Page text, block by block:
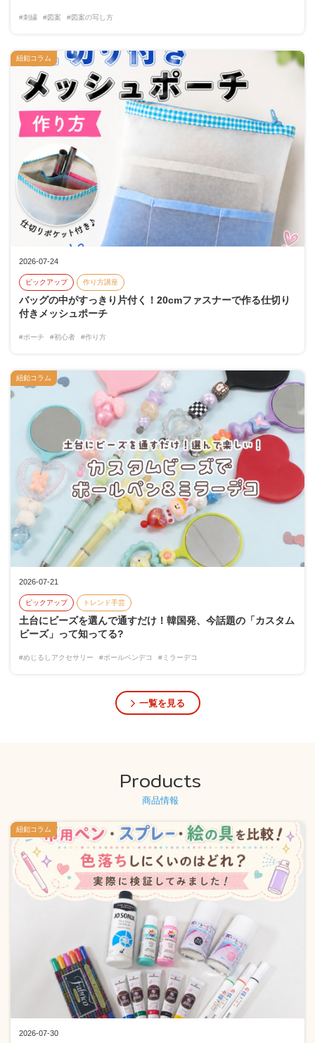
#刺繍 #図案 #図案の写し方
2026-07-24
ピックアップ 作り方講座
バッグの中がすっきり片付く！20cmファスナーで作る仕切り
付きメッシュポーチ
#ポーチ #初心者 #作り方
紐釦コラム
2026-07-21
ピックアップ トレンド手芸
土台にビーズを選んで通すだけ！韓国発、今話題の「カスタム
ビーズ」って知ってる?
#めじるしアクセサリー #ボールペンデコ #ミラーデコ
紐釦コラム
一覧を見る
Products
商品情報
2026-07-30
紐釦コラム